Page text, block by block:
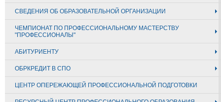
СВЕДЕНИЯ ОБ ОБРАЗОВАТЕЛЬНОЙ ОРГАНИЗАЦИИ
ЧЕМПИОНАТ ПО ПРОФЕССИОНАЛЬНОМУ МАСТЕРСТВУ
"ПРОФЕССИОНАЛЫ"
АБИТУРИЕНТУ
ОБРКРЕДИТ В СПО
ЦЕНТР ОПЕРЕЖАЮЩЕЙ ПРОФЕССИОНАЛЬНОЙ ПОДГОТОВКИ